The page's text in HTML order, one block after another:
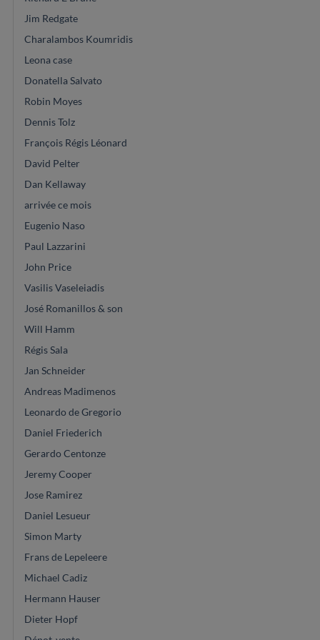
Jim Redgate
Charalambos Koumridis
Leona case
Donatella Salvato
Robin Moyes
Dennis Tolz
François Régis Léonard
David Pelter
Dan Kellaway
arrivée ce mois
Eugenio Naso
Paul Lazzarini
John Price
Vasilis Vaseleiadis
José Romanillos & son
Will Hamm
Régis Sala
Jan Schneider
Andreas Madimenos
Leonardo de Gregorio
Daniel Friederich
Gerardo Centonze
Jeremy Cooper
Jose Ramirez
Daniel Lesueur
Simon Marty
Frans de Lepeleere
Michael Cadiz
Hermann Hauser
Dieter Hopf